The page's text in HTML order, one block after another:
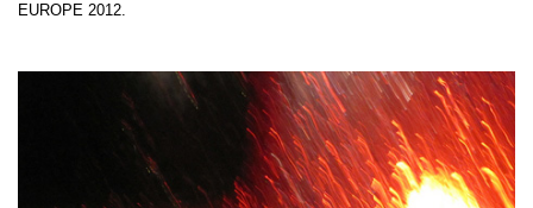
EUROPE 2012.